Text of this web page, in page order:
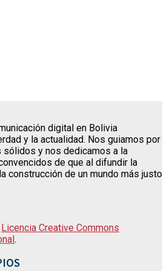
digital en Bolivia
y la actualidad. Nos guiamos por
y nos dedicamos a la
de que al difundir la
construcción de un mundo más justo
Licencia Creative Commons
.